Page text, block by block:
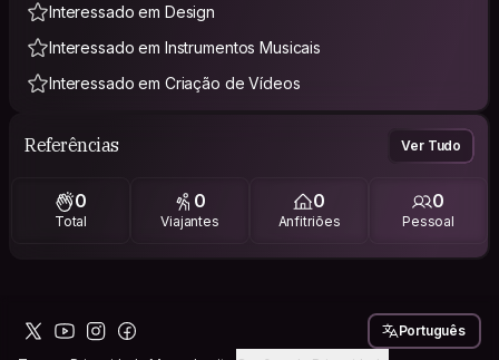
Interessado em Design
Interessado em Instrumentos Musicais
Interessado em Criação de Vídeos
Referências Ver Tudo
0
Total
0
Viajantes
0
Anfitriões
0
Pessoal
Português